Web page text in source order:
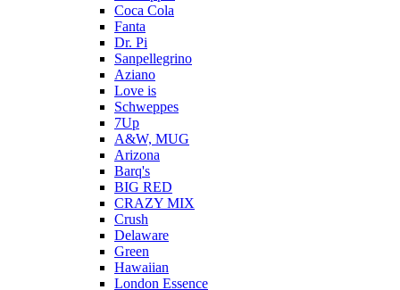
Coca Cola
Fanta
Dr. Pi
Sanpellegrino
Aziano
Love is
Schweppes
7Up
A&W, MUG
Arizona
Barq's
BIG RED
CRAZY MIX
Crush
Delaware
Green
Hawaiian
London Essence